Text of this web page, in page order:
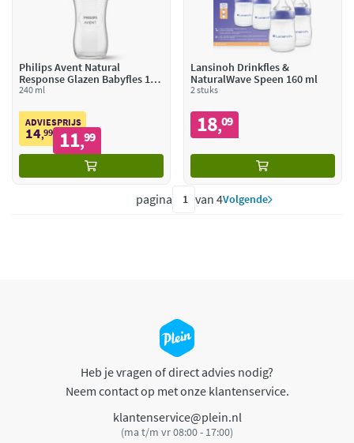
Philips Avent Natural
Response Glazen Babyfles 1+
mnd
240 ml
ADVIESPRIJS
14,99 11,99
Lansinoh Drinkfles &
NaturalWave Speen 160 ml
2 stuks
18,09
pagina van 4Volgende
Heb je vragen of direct advies nodig?
Neem contact op met onze klantenservice.
klantenservice@plein.nl
(ma t/m vr 08:00 - 17:00)